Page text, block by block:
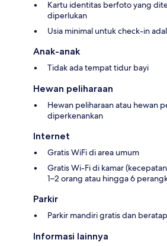
Kartu identitas berfoto yang
diperlukan
Usia minimal untuk check-in
Anak-anak
Tidak ada tempat tidur bayi
Hewan peliharaan
Hewan peliharaan atau hewan
diperkenankan
Internet
Gratis WiFi di area umum
Gratis Wi-Fi di kamar
1–2 orang atau hingga 6
Parkir
Parkir mandiri gratis dan
Informasi lainnya